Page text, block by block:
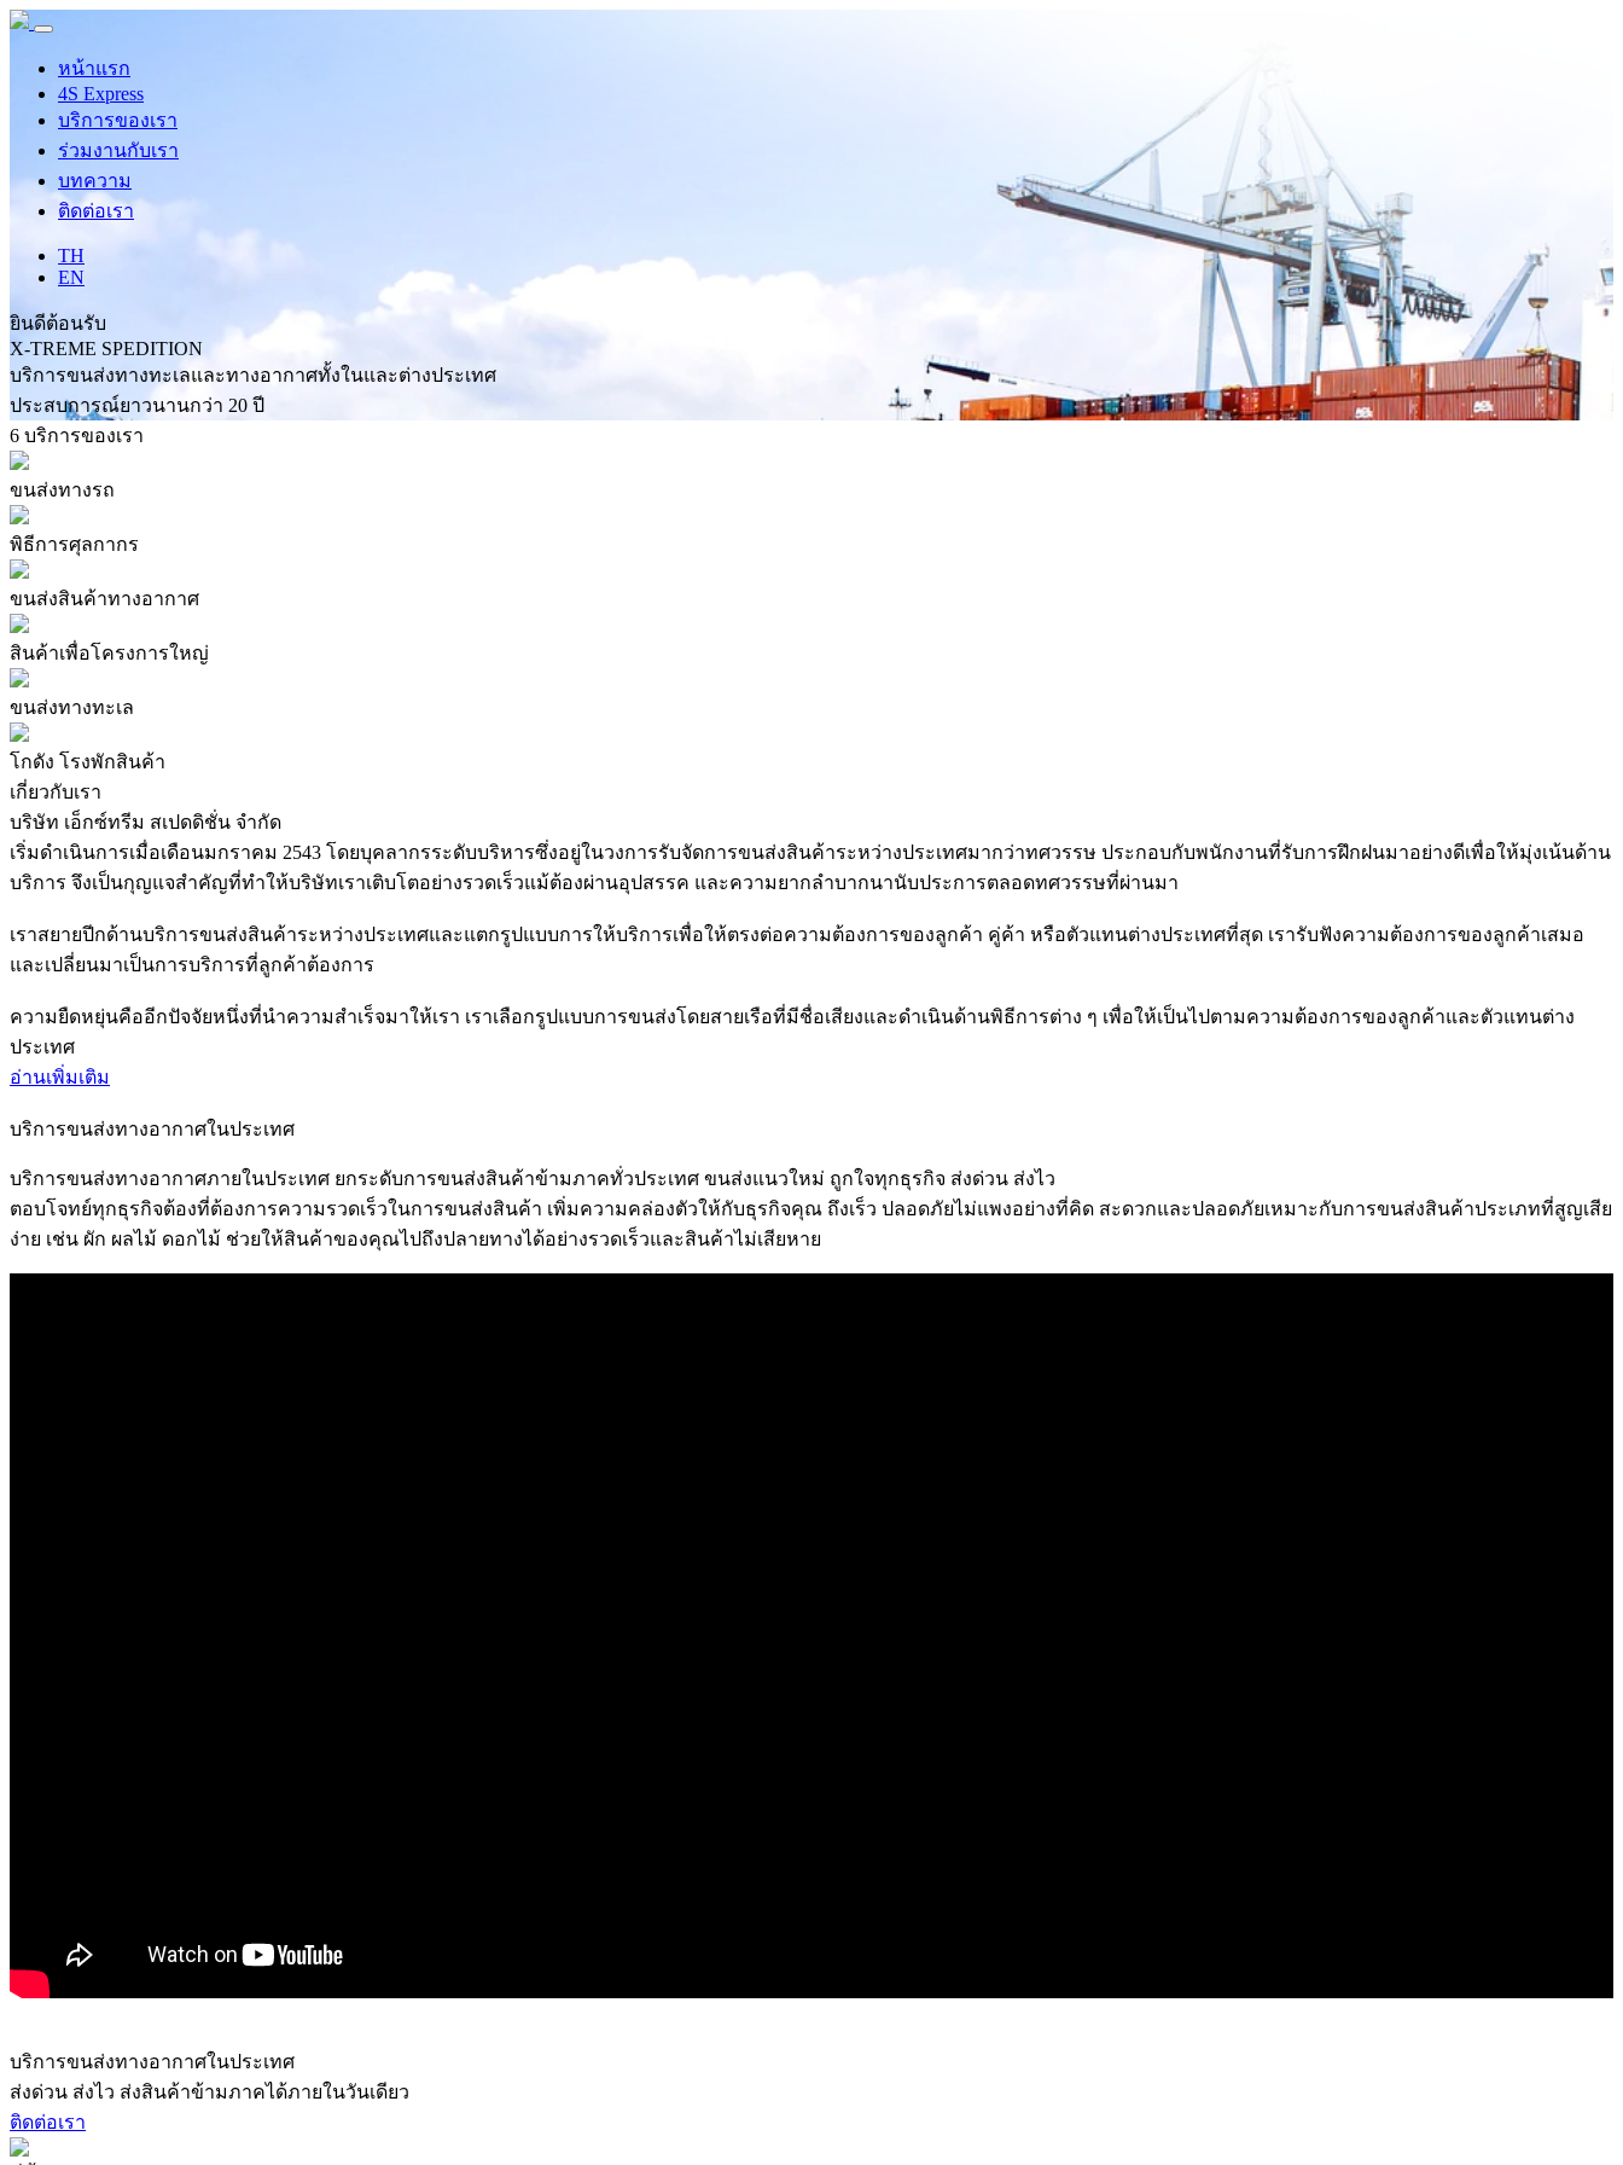
หน้าแรก
4S Express
บริการของเรา
ร่วมงานกับเรา
บทความ
ติดต่อเรา
TH
EN
ยินดีต้อนรับ
X-TREME SPEDITION
บริการขนส่งทางทะเลและทางอากาศทั้งในและต่างประเทศ
ประสบการณ์ยาวนานกว่า 20 ปี
6 บริการของเรา
ขนส่งทางรถ
พิธีการศุลกากร
ขนส่งสินค้าทางอากาศ
สินค้าเพื่อโครงการใหญ่
ขนส่งทางทะเล
โกดัง โรงพักสินค้า
เกี่ยวกับเรา
บริษัท เอ็กซ์ทรีม สเปดดิชั่น จำกัด
เริ่มดำเนินการเมื่อเดือนมกราคม 2543 โดยบุคลากรระดับบริหารซึ่งอยู่ในวงการรับจัดการขนส่งสินค้าระหว่างประเทศมากว่าทศวรรษ ประกอบกับพนักงานที่รับการฝึกฝนมาอย่างดีเพื่อให้มุ่งเน้นด้าน
บริการ จึงเป็นกุญแจสำคัญที่ทำให้บริษัทเราเติบโตอย่างรวดเร็วแม้ต้องผ่านอุปสรรค และความยากลำบากนานับประการตลอดทศวรรษที่ผ่านมา
เราสยายปีกด้านบริการขนส่งสินค้าระหว่างประเทศและแตกรูปแบบการให้บริการเพื่อให้ตรงต่อความต้องการของลูกค้า คู่ค้า หรือตัวแทนต่างประเทศที่สุด เรารับฟังความต้องการของลูกค้าเสมอ
และเปลี่ยนมาเป็นการบริการที่ลูกค้าต้องการ
ความยืดหยุ่นคืออีกปัจจัยหนึ่งที่นำความสำเร็จมาให้เรา เราเลือกรูปแบบการขนส่งโดยสายเรือที่มีชื่อเสียงและดำเนินด้านพิธีการต่าง ๆ เพื่อให้เป็นไปตามความต้องการของลูกค้าและตัวแทนต่าง
ประเทศ
อ่านเพิ่มเติม
บริการขนส่งทางอากาศในประเทศ
บริการขนส่งทางอากาศภายในประเทศ ยกระดับการขนส่งสินค้าข้ามภาคทั่วประเทศ ขนส่งแนวใหม่ ถูกใจทุกธุรกิจ ส่งด่วน ส่งไว
ตอบโจทย์ทุกธุรกิจต้องที่ต้องการความรวดเร็วในการขนส่งสินค้า เพิ่มความคล่องตัวให้กับธุรกิจคุณ ถึงเร็ว ปลอดภัยไม่แพงอย่างที่คิด สะดวกและปลอดภัยเหมาะกับการขนส่งสินค้าประเภทที่สูญเสีย
ง่าย เช่น ผัก ผลไม้ ดอกไม้ ช่วยให้สินค้าของคุณไปถึงปลายทางได้อย่างรวดเร็วและสินค้าไม่เสียหาย
บริการขนส่งทางอากาศในประเทศ
ส่งด่วน ส่งไว ส่งสินค้าข้ามภาคได้ภายในวันเดียว
ติดต่อเรา